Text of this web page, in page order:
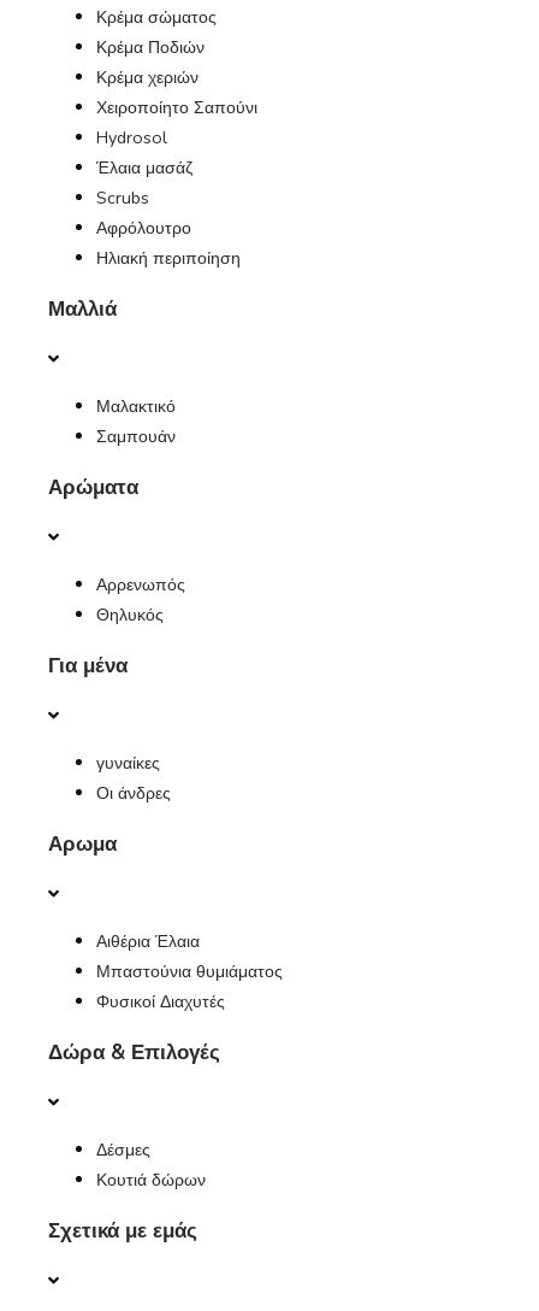
Κρέμα σώματος
Κρέμα Ποδιών
Κρέμα χεριών
Χειροποίητο Σαπούνι
Hydrosol
Έλαια μασάζ
Scrubs
Αφρόλουτρο
Ηλιακή περιποίηση
Μαλλιά
Μαλακτικό
Σαμπουάν
Αρώματα
Αρρενωπός
Θηλυκός
Για μένα
γυναίκες
Οι άνδρες
Αρωμα
Αιθέρια Έλαια
Μπαστούνια θυμιάματος
Φυσικοί Διαχυτές
Δώρα & Επιλογές
Δέσμες
Κουτιά δώρων
Σχετικά με εμάς